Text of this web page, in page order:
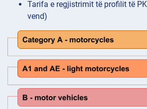
Tarifa e regjistrimit të profilit të
vend)